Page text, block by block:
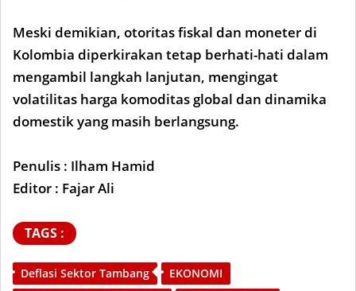
Meski demikian, otoritas fiskal dan moneter di
Kolombia diperkirakan tetap berhati-hati dalam
mengambil langkah lanjutan, mengingat
volatilitas harga komoditas global dan dinamika
domestik yang masih berlangsung.
Penulis : Ilham Hamid
Editor : Fajar Ali
TAGS :
Deflasi Sektor Tambang
EKONOMI